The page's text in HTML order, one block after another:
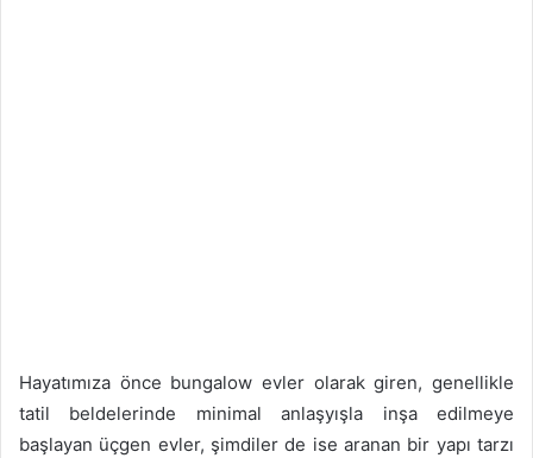
Hayatımıza önce bungalow evler olarak giren, genellikle
tatil beldelerinde minimal anlaşyışla inşa edilmeye
başlayan üçgen evler, şimdiler de ise aranan bir yapı tarzı